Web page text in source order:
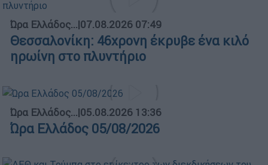
Ώρα Ελλάδος...|07.08.2026 07:49
Θεσσαλονίκη: 46χρονη έκρυβε ένα κιλό
ηρωίνη στο πλυντήριο
Ώρα Ελλάδος...|05.08.2026 13:36
Ώρα Ελλάδος 05/08/2026